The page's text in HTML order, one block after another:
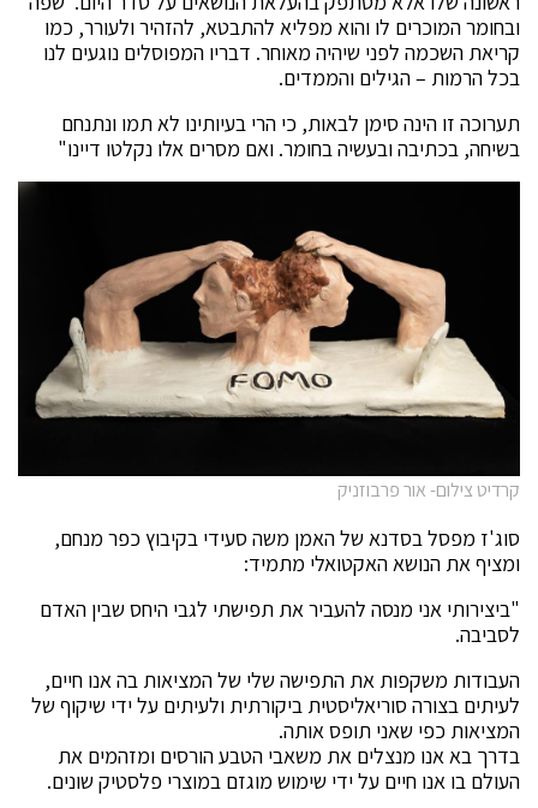
ובחומר המוכרים לו והוא מפליא להתבטא, להזהיר ולעורר, כמו
קריאת השכמה לפני שיהיה מאוחר. דבריו המפוסלים נוגעים לנו
בכל הרמות – הגילים והממדים.
תערוכה זו הינה סימן לבאות, כי הרי בעיותינו לא תמו ונתנחם
בשיחה, בכתיבה ובעשיה בחומר. ואם מסרים אלו נקלטו דיינו"
קרדיט צילום- אור פרבוזניק
סוג'ז מפסל בסדנא של האמן משה סעידי בקיבוץ כפר מנחם,
ומציף את הנושא האקטואלי מתמיד:
"ביצירותי אני מנסה להעביר את תפישתי לגבי היחס שבין האדם
לסביבה.
העבודות משקפות את התפישה שלי של המציאות בה אנו חיים,
לעיתים בצורה סוריאליסטית ביקורתית ולעיתים על ידי שיקוף של
המציאות כפי שאני תופס אותה.
בדרך בא אנו מנצלים את משאבי הטבע הורסים ומזהמים את
העולם בו אנו חיים על ידי שימוש מוגזם במוצרי פלסטיק שונים.